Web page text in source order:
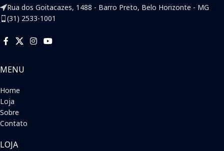
Rua dos Goitacazes, 1488 - Barro Preto, Belo Horizonte - MG
(31) 2533-1001
MENU
Home
Loja
Sobre
Contato
LOJA